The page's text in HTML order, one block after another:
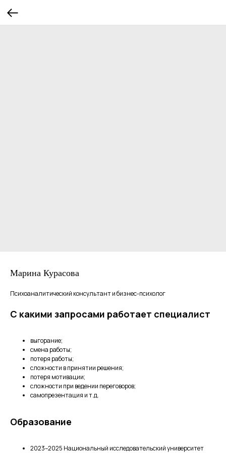
Марина Курасова
Психоаналитический консультант и бизнес-психолог
С какими запросами работает специалист
выгорание;
смена работы;
потеря работы;
сложности в принятии решения;
потеря мотивации;
сложности при ведении переговоров;
самопрезентация и т.д.
Образование
2023–2025 Национальный исследовательский университет